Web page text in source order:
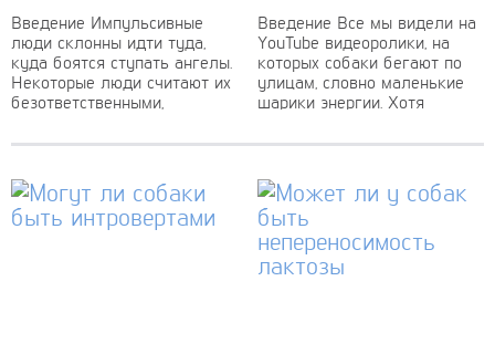
Введение Импульсивные
люди склонны идти туда,
куда боятся ступать ангелы.
Некоторые люди считают их
безответственными,
наитию, не обдумав все до
Введение Все мы видели на
YouTube видеоролики, на
которых собаки бегают по
улицам, словно маленькие
шарики энергии. Хотя
обладают большей